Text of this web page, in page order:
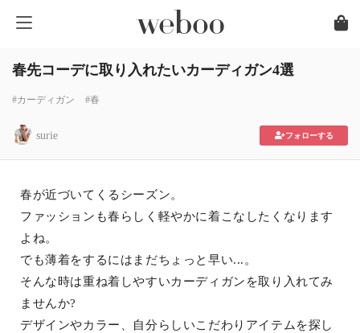
春先コーデに取り入れたいカーディガン4選
#カーディガン #春
surie フォローする
春が近づいてくるシーズン。
ファッションも春らしく軽やかに着こなしたくなります
よね。
でも薄着をするにはまだちょっと早い...。
そんな時は重ね着しやすいカーディガンを取り入れてみ
ませんか?
デザインやカラー、自分らしいこだわりアイテムを探し